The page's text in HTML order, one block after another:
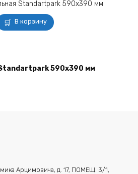
В корзину
590х390 мм
Арцимовича, д. 17, ПОМЕЩ. 3/1,